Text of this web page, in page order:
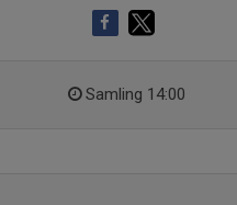
Samling 14:00